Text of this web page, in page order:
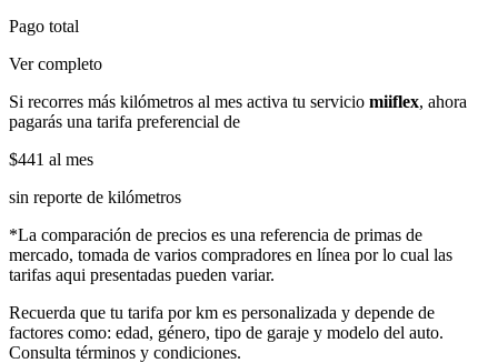
Pago total
Ver completo
Si recorres más kilómetros al mes activa tu servicio miiflex, ahora
pagarás una tarifa preferencial de
$441 al mes
sin reporte de kilómetros
*La comparación de precios es una referencia de primas de
mercado, tomada de varios compradores en línea por lo cual las
tarifas aqui presentadas pueden variar.
Recuerda que tu tarifa por km es personalizada y depende de
factores como: edad, género, tipo de garaje y modelo del auto.
Consulta términos y condiciones.